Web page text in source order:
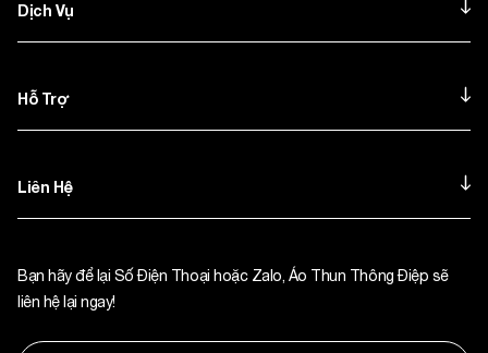
Dịch Vụ
Hỗ Trợ
Liên Hệ
Bạn hãy để lại Số Điện Thoại hoặc Zalo, Áo Thun Thông Điệp sẽ
liên hệ lại ngay!